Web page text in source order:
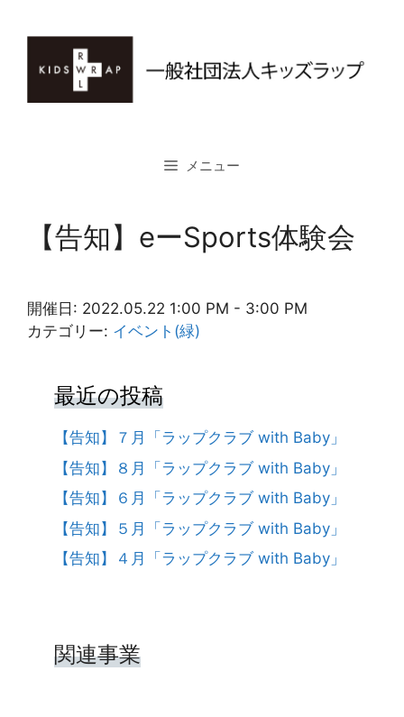
メニュー
【告知】eーSports体験会
開催日: 2022.05.22 1:00 PM - 3:00 PM
カテゴリー: イベント(緑)
最近の投稿
【告知】７月「ラップクラブ with Baby」
【告知】８月「ラップクラブ with Baby」
【告知】６月「ラップクラブ with Baby」
【告知】５月「ラップクラブ with Baby」
【告知】４月「ラップクラブ with Baby」
関連事業